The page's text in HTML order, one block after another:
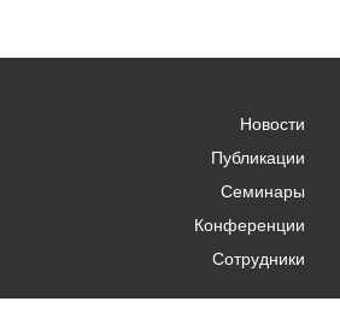
Новости
Публикации
Семинары
Конференции
Сотрудники